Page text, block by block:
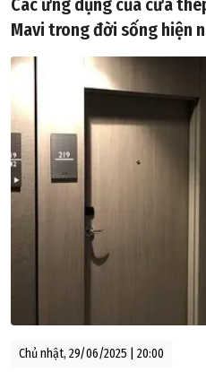
Mavi trong đời sống hiện
Chủ nhật, 29/06/2025 | 20:00